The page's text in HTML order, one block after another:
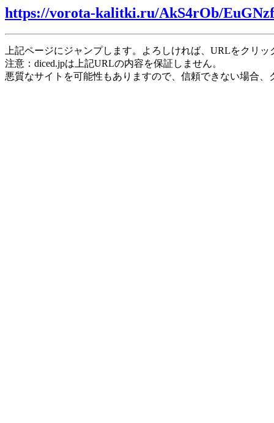
https://vorota-kalitki.ru/AkS4rOb/
上記ページにジャンプします。よろしければ、URLをクリ
注意：diced.jpは上記URLの内容を保証しません。
悪質なサイトを可能性もありますので、信頼できない場合、